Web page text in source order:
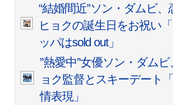
“結婚間近”ソン・ダムビ、
ヒョクの誕生日をお祝い
ッパはsold out」
”熱愛中”女優ソン・ダム
ョク監督とスキーデート
情表現」